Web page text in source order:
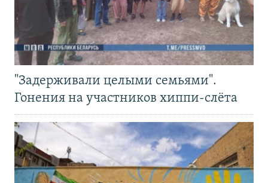
"Задерживали целыми семьями".
Гонения на участников хиппи-слёта